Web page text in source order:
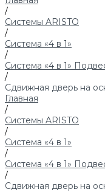
/
Системы ARISTO
/
Система «4 в 1»
/
Система «4 в 1»
/
Сдвижная дверь на
Главная
/
Системы ARISTO
/
Система «4 в 1»
/
Система «4 в 1»
/
Сдвижная дверь на